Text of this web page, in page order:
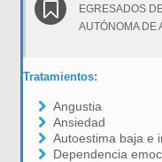
EGRESADOS
AUTÓNOMA DE
Tratamientos:
Angustia
Ansiedad
Autoestima baja e
Dependencia